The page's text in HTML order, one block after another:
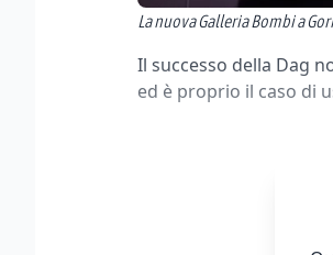
La nuova Galleria Bombi a
Il successo della Dag
ed è proprio il caso di